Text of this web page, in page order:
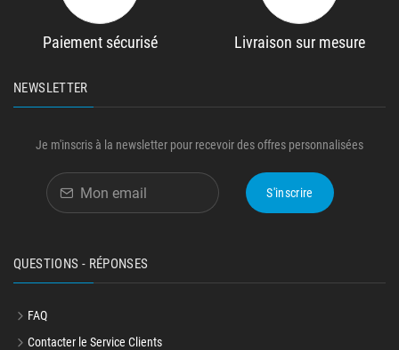
Paiement sécurisé Livraison sur mesure
NEWSLETTER
Je m'inscris à la newsletter pour recevoir des offres personnalisées
S'inscrire
QUESTIONS - RÉPONSES
FAQ
Contacter le Service Clients